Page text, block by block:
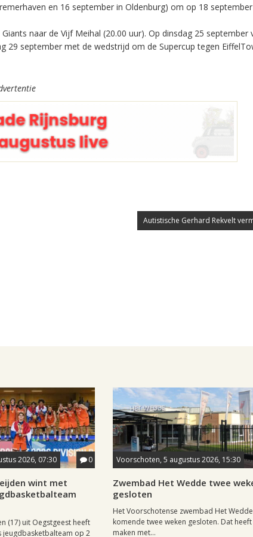
en 16 september in Oldenburg) om op 18
naar de Vijf Meihal (20.00 uur). Op dinsdag 25 september
29 september met de wedstrijd om de Supercup tegen
Autistische Gerhard Rekvelt
2026, 07:30 0
wint met
(17) uit Oegstgeest heeft
jeugdbasketbalteam op 2
Voorschoten, 5 augustus 2026, 15:30
Zwembad Het Wedde twee
gesloten
Het Voorschotense zwembad Het
komende twee weken gesloten. Dat heeft
maken met...